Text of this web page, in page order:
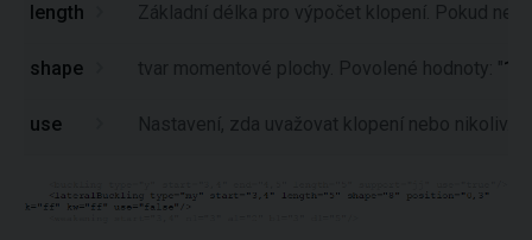
length Základní délka pro výpočet klopení. Pokud
shape tvar momentové plochy. Povolené hodnoty: "1
use Nastavení, zda uvažovat klopení nebo nikoliv.